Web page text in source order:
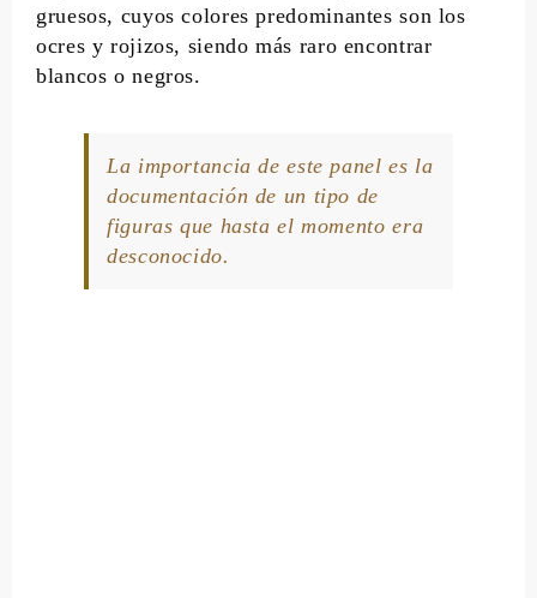
gruesos, cuyos colores predominantes son los
ocres y rojizos, siendo más raro encontrar
blancos o negros.
La importancia de este panel es la
documentación de un tipo de
figuras que hasta el momento era
desconocido.